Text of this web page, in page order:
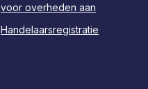
voor overheden aan
Handelaarsregistratie